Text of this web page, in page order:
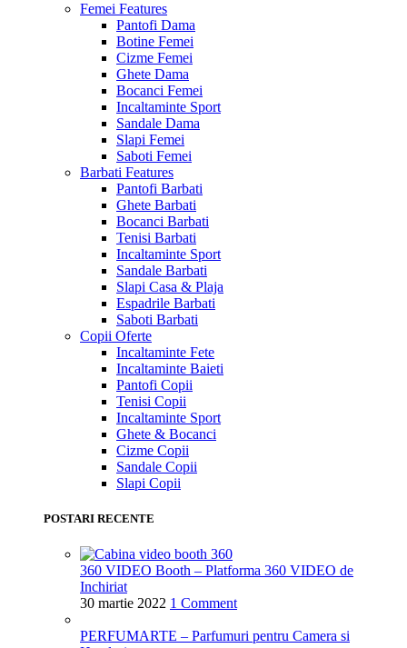
Femei Features
Pantofi Dama
Botine Femei
Cizme Femei
Ghete Dama
Bocanci Femei
Incaltaminte Sport
Sandale Dama
Slapi Femei
Saboti Femei
Barbati Features
Pantofi Barbati
Ghete Barbati
Bocanci Barbati
Tenisi Barbati
Incaltaminte Sport
Sandale Barbati
Slapi Casa & Plaja
Espadrile Barbati
Saboti Barbati
Copii Oferte
Incaltaminte Fete
Incaltaminte Baieti
Pantofi Copii
Tenisi Copii
Incaltaminte Sport
Ghete & Bocanci
Cizme Copii
Sandale Copii
Slapi Copii
POSTARI RECENTE
360 VIDEO Booth – Platforma 360 VIDEO de
Inchiriat
30 martie 2022 1 Comment
PERFUMARTE – Parfumuri pentru Camera si